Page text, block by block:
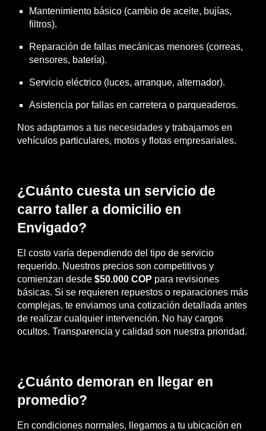
Mantenimiento básico (cambio de aceite, bujías,
filtros).
Reparación de fallas mecánicas menores (correas,
sensores, batería).
Servicio eléctrico (luces, arranque, alternador).
Asistencia por fallas en carretera o parqueaderos.
Nos adaptamos a tus necesidades y trabajamos en
vehículos particulares, motos y flotas empresariales.
¿Cuánto cuesta un servicio de
carro taller a domicilio en
Envigado?
El costo varía dependiendo del tipo de servicio
requerido. Nuestros precios son competitivos y
comienzan desde$50.000 COP para revisiones
básicas. Si se requieren repuestos o reparaciones más
complejas, te enviamos una cotización detallada antes
de realizar cualquier intervención. No hay cargos
ocultos. Transparencia y calidad son nuestra prioridad.
¿Cuánto demoran en llegar en
promedio?
En condiciones normales, llegamos a tu ubicación en